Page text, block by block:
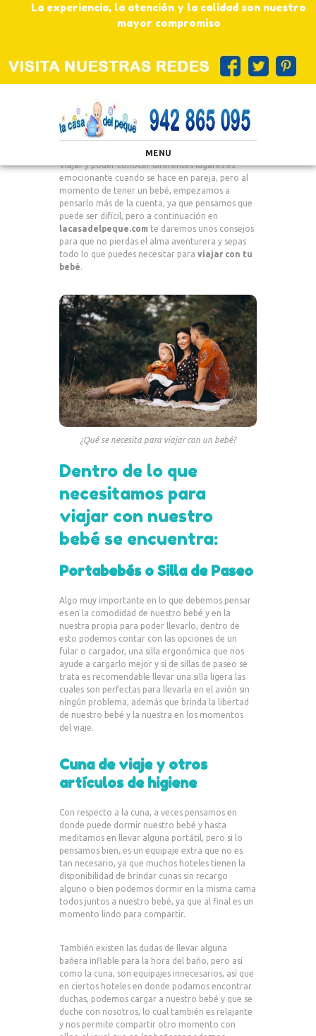
La experiencia, la atención y la calidad son nuestro
mayor compromiso
MENU
Viajar y poder conocer diferentes lugares es
emocionante cuando se hace en pareja, pero al
momento de tener un bebé, empezamos a
pensarlo más de la cuenta, ya que pensamos que
puede ser difícil, pero a continuación en
lacasadelpeque.com te daremos unos consejos
para que no pierdas el alma aventurera y sepas
todo lo que puedes necesitar para viajar con tu
bebé.
¿Qué se necesita para viajar con un bebé?
Dentro de lo que
necesitamos para
viajar con nuestro
bebé se encuentra:
Portabebés o Silla de Paseo
Algo muy importante en lo que debemos pensar
es en la comodidad de nuestro bebé y en la
nuestra propia para poder llevarlo, dentro de
esto podemos contar con las opciones de un
fular o cargador, una silla ergonómica que nos
ayude a cargarlo mejor y si de sillas de paseo se
trata es recomendable llevar una silla ligera las
cuales son perfectas para llevarla en el avión sin
ningún problema, además que brinda la libertad
de nuestro bebé y la nuestra en los momentos
del viaje.
Cuna de viaje y otros
artículos de higiene
Con respecto a la cuna, a veces pensamos en
donde puede dormir nuestro bebé y hasta
meditamos en llevar alguna portátil, pero si lo
pensamos bien, es un equipaje extra que no es
tan necesario, ya que muchos hoteles tienen la
disponibilidad de brindar cunas sin recargo
alguno o bien podemos dormir en la misma cama
todos juntos a nuestro bebé, ya que al final es un
momento lindo para compartir.
También existen las dudas de llevar alguna
bañera inflable para la hora del baño, pero así
como la cuna, son equipajes innecesarios, así que
en ciertos hoteles en donde podamos encontrar
duchas, podemos cargar a nuestro bebé y que se
duche con nosotros, lo cual también es relajante
y nos permite compartir otro momento con